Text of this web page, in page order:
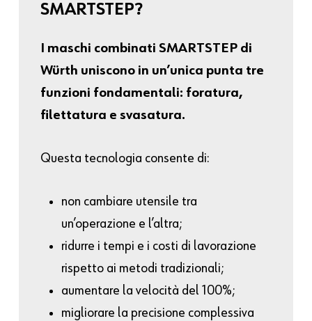
SMARTSTEP?
I maschi combinati SMARTSTEP di
Würth uniscono in un’unica punta tre
funzioni fondamentali: foratura,
filettatura e svasatura.
Questa tecnologia consente di:
non cambiare utensile tra
un’operazione e l’altra;
ridurre i tempi e i costi di lavorazione
rispetto ai metodi tradizionali;
aumentare la velocità del 100%;
migliorare la precisione complessiva